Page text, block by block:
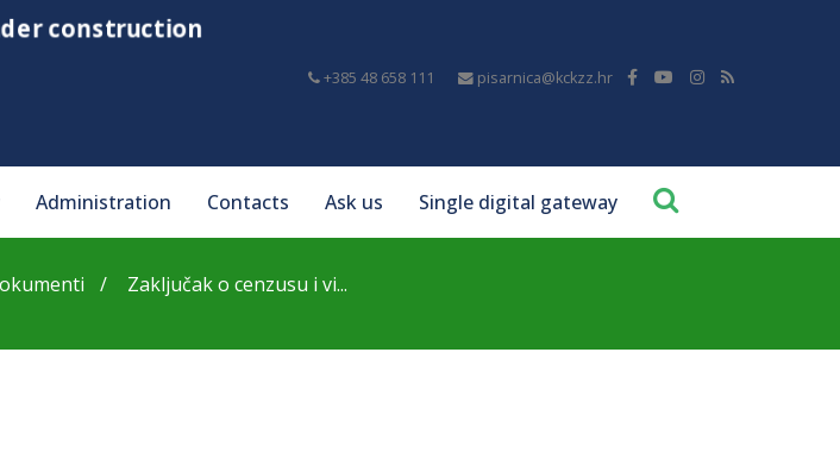
construction
+385 48 658 111 pisarnica@kckzz.hr
Administration Contacts Ask us Single digital gateway
Zaključak o cenzusu i vi...